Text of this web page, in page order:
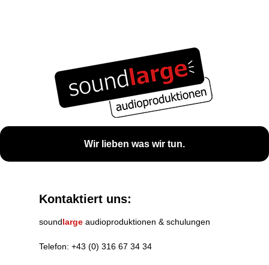
Wir lieben was wir tun.
Kontaktiert uns:
soundlarge audioproduktionen & schulungen
Telefon: +43 (0) 316 67 34 34